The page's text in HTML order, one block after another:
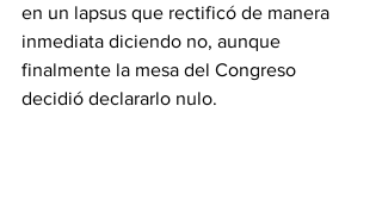
en un lapsus que rectificó de manera
inmediata diciendo no, aunque
finalmente la mesa del Congreso
decidió declararlo nulo.